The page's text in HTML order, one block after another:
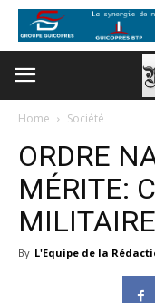
Home Société
ORDRE
MÉRITE:
By L'Equipe de la